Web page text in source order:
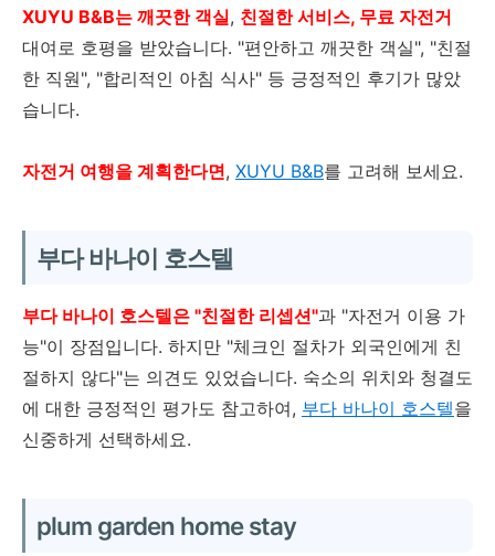
GuanShanpavilion
웃: 11:00~12:00
조식 없음
Tao Heung Garden B&B
만 20세 이상
XUYU B&B는 깨끗한 객실, 친절한 서비스, 무료 자전거
대여로 호평을 받았습니다. "편안하고 깨끗한 객실", "친절
한 직원", "합리적인 아침 식사" 등 긍정적인 후기가 많았
습니다.
자전거 여행을 계획한다면, XUYU B&B를 고려해 보세요.
부다 바나이 호스텔
부다 바나이 호스텔은 "친절한 리셉션"과 "자전거 이용 가
능"이 장점입니다. 하지만 "체크인 절차가 외국인에게 친
절하지 않다"는 의견도 있었습니다. 숙소의 위치와 청결도
에 대한 긍정적인 평가도 참고하여, 부다 바나이 호스텔을
신중하게 선택하세요.
plum garden home stay